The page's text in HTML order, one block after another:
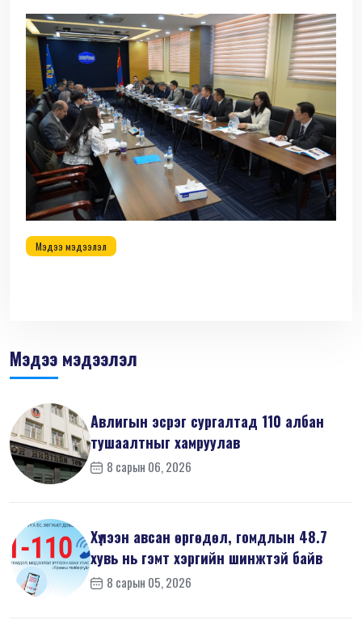
Мэдээ мэдээлэл
Мэдээ мэдээлэл
Авлигын эсрэг сургалтад 110 албан
тушаалтныг хамруулав
8 сарын 06, 2026
Хүлээн авсан өргөдөл, гомдлын 48.7
хувь нь гэмт хэргийн шинжтэй байв
8 сарын 05, 2026